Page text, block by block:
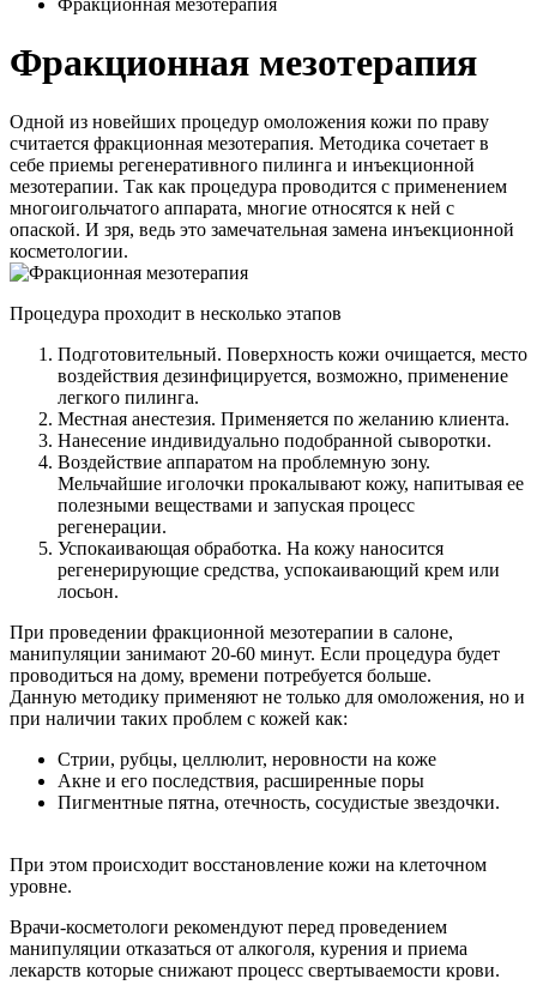
Фракционная мезотерапия
Фракционная мезотерапия
Одной из новейших процедур омоложения кожи по праву
считается фракционная мезотерапия. Методика сочетает в
себе приемы регенеративного пилинга и инъекционной
мезотерапии. Так как процедура проводится с применением
многоигольчатого аппарата, многие относятся к ней с
опаской. И зря, ведь это замечательная замена инъекционной
косметологии.
Процедура проходит в несколько этапов
Подготовительный. Поверхность кожи очищается, место
воздействия дезинфицируется, возможно, применение
легкого пилинга.
Местная анестезия. Применяется по желанию клиента.
Нанесение индивидуально подобранной сыворотки.
Воздействие аппаратом на проблемную зону.
Мельчайшие иголочки прокалывают кожу, напитывая ее
полезными веществами и запуская процесс
регенерации.
Успокаивающая обработка. На кожу наносится
регенерирующие средства, успокаивающий крем или
лосьон.
При проведении фракционной мезотерапии в салоне,
манипуляции занимают 20-60 минут. Если процедура будет
проводиться на дому, времени потребуется больше.
Данную методику применяют не только для омоложения, но и
при наличии таких проблем с кожей как:
Стрии, рубцы, целлюлит, неровности на коже
Акне и его последствия, расширенные поры
Пигментные пятна, отечность, сосудистые звездочки.
При этом происходит восстановление кожи на клеточном
уровне.
Врачи-косметологи рекомендуют перед проведением
манипуляции отказаться от алкоголя, курения и приема
лекарств которые снижают процесс свертываемости крови.